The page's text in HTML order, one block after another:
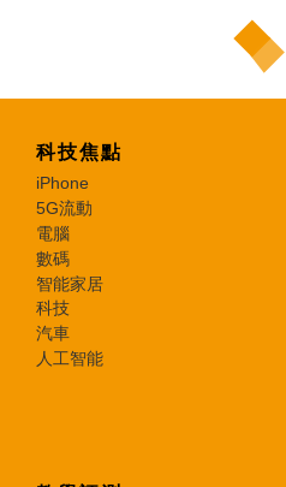
科技焦點
iPhone
5G流動
電腦
數碼
智能家居
科技
汽車
人工智能